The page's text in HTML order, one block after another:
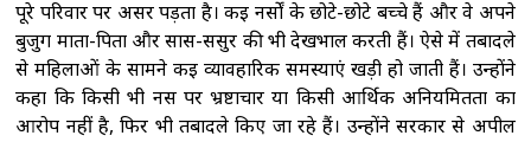
पूरे परिवार पर असर पड़ता है। कई नर्सों के छोटे-छोटे बच्चे हैं और वे अपने
बुजुर्ग माता-पिता और सास-ससुर की भी देखभाल करती हैं। ऐसे में तबादले
से महिलाओं के सामने कई व्यावहारिक समस्याएं खड़ी हो जाती हैं। उन्होंने
कहा कि किसी भी नर्स पर भ्रष्टाचार या किसी आर्थिक अनियमितता का
आरोप नहीं है, फिर भी तबादले किए जा रहे हैं। उन्होंने सरकार से अपील